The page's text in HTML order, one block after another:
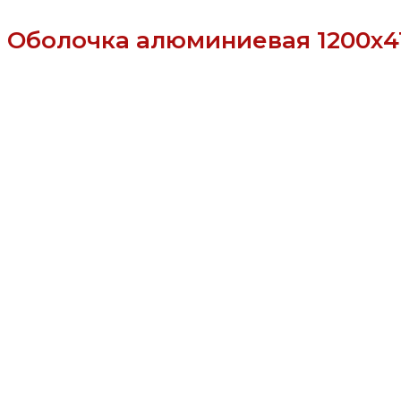
Оболочка алюминиевая